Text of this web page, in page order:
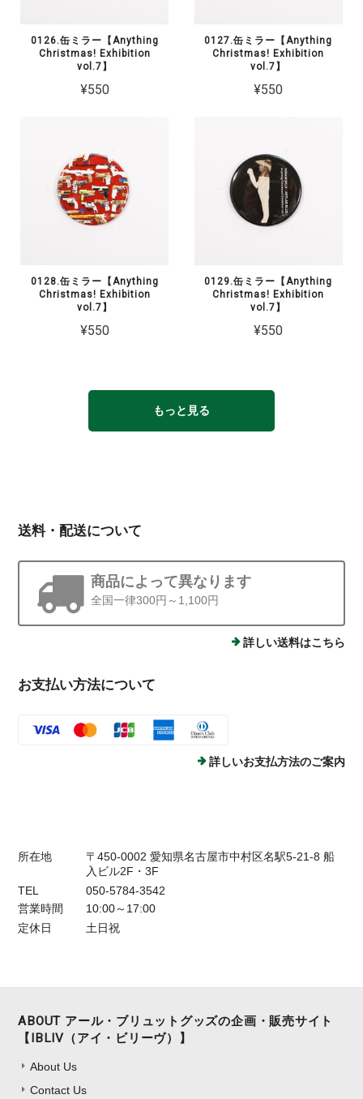
0126.缶ミラー【Anything
Christmas! Exhibition
vol.7】
¥550
0127.缶ミラー【Anything
Christmas! Exhibition
vol.7】
¥550
0128.缶ミラー【Anything
Christmas! Exhibition
vol.7】
¥550
0129.缶ミラー【Anything
Christmas! Exhibition
vol.7】
¥550
もっと見る
送料・配送について
商品によって異なります
全国一律300円～1,100円
詳しい送料はこちら
お支払い方法について
詳しいお支払方法のご案内
所在地
〒450-0002 愛知県名古屋市中村区名駅5-21-8 船
入ビル2F・3F
TEL
050-5784-3542
営業時間
10:00～17:00
定休日
土日祝
ABOUT アール・ブリュットグッズの企画・販売サイト
【IBLIV（アイ・ビリーヴ）】
About Us
Contact Us